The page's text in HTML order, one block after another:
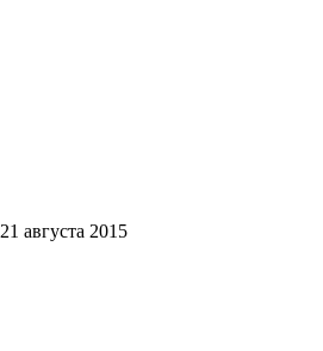
21 августа 2015